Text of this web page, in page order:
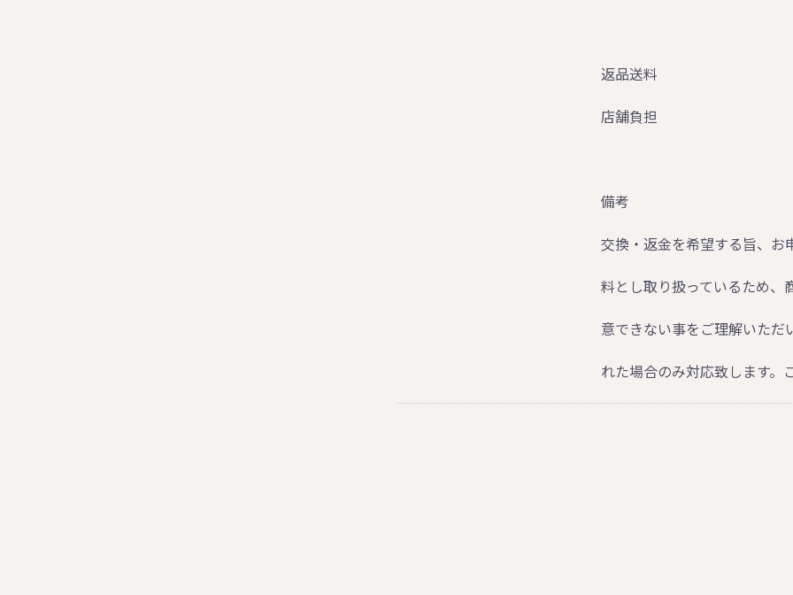
返品送料
店舗負担
備考
交換・返金を希望する旨、お
料とし取り扱っているため、
意できない事をご理解いただ
れた場合のみ対応致します。